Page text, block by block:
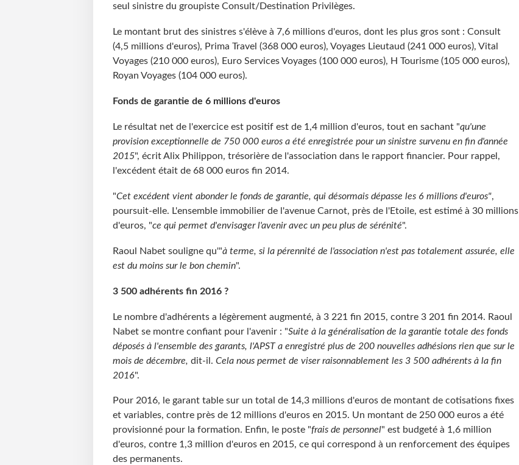
seul sinistre du groupiste Consult/Destination Privilèges.
Le montant brut des sinistres s'élève à 7,6 millions d'euros, dont les plus gros sont : Consult
(4,5 millions d'euros), Prima Travel (368 000 euros), Voyages Lieutaud (241 000 euros), Vital
Voyages (210 000 euros), Euro Services Voyages (100 000 euros), H Tourisme (105 000 euros),
Royan Voyages (104 000 euros).
Fonds de garantie de 6 millions d'euros
Le résultat net de l'exercice est positif est de 1,4 million d'euros, tout en sachant "qu'une
provision exceptionnelle de 750 000 euros a été enregistrée pour un sinistre survenu en fin d'année
2015", écrit Alix Philippon, trésorière de l'association dans le rapport financier. Pour rappel,
l'excédent était de 68 000 euros fin 2014.
"Cet excédent vient abonder le fonds de garantie, qui désormais dépasse les 6 millions d'euros",
poursuit-elle. L'ensemble immobilier de l'avenue Carnot, près de l'Etoile, est estimé à 30 millions
d'euros, "ce qui permet d'envisager l'avenir avec un peu plus de sérénité".
Raoul Nabet souligne qu'"à terme, si la pérennité de l'association n'est pas totalement assurée, elle
est du moins sur le bon chemin".
3 500 adhérents fin 2016 ?
Le nombre d'adhérents a légèrement augmenté, à 3 221 fin 2015, contre 3 201 fin 2014. Raoul
Nabet se montre confiant pour l'avenir : "Suite à la généralisation de la garantie totale des fonds
déposés à l'ensemble des garants, l'APST a enregistré plus de 200 nouvelles adhésions rien que sur le
mois de décembre, dit-il. Cela nous permet de viser raisonnablement les 3 500 adhérents à la fin
2016".
Pour 2016, le garant table sur un total de 14,3 millions d'euros de montant de cotisations fixes
et variables, contre près de 12 millions d'euros en 2015. Un montant de 250 000 euros a été
provisionné pour la formation. Enfin, le poste "frais de personnel" est budgeté à 1,6 million
d'euros, contre 1,3 million d'euros en 2015, ce qui correspond à un renforcement des équipes
des permanents.